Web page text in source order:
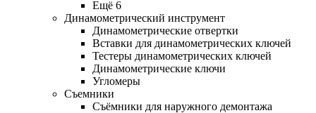
Ещё 6
Динамометрический инструмент
Динамометрические отвертки
Вставки для динамометрических ключей
Тестеры динамометрических ключей
Динамометрические ключи
Угломеры
Съемники
Съёмники для наружного демонтажа